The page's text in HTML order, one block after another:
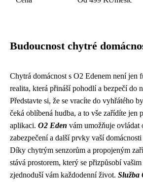
Budoucnost chytré
Chytrá domácnost s O2 Edenem není jen
realita, která přináší pohodlí a bezpečí do
Představte si, že se vracíte do vyhřátého
čeká oblíbená hudba, a to vše zařídíte jen
aplikaci. O2 Eden vám umožňuje ovládat
zabezpečení a další prvky vaší
Díky chytrým senzorům a propojeným
stává prostorem, který se přizpůsobí vašim
zjednoduší vám každodenní život. Služba